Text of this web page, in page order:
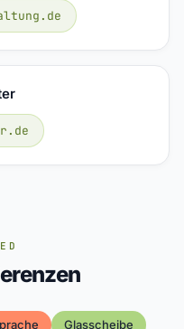
Glasscheibe